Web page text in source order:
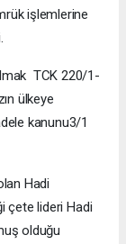
işlemlerine
TCK 220/1-
ülkeye
kanunu3/1
Hadi
çete lideri Hadi
olduğu